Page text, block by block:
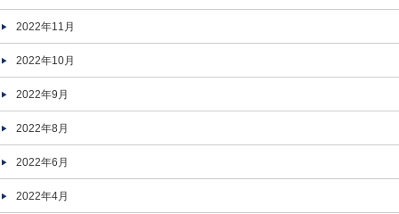
2022年11月
2022年10月
2022年9月
2022年8月
2022年6月
2022年4月